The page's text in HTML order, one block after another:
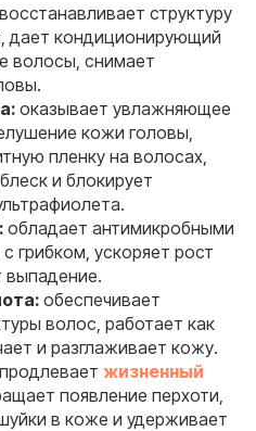
восстанавливает структуру
дает кондиционирующий
волосы, снимает
оказывает увлажняющее
кожи головы,
пленку на волосах,
и блокирует
обладает антимикробными
грибком, ускоряет рост
выпадение.
обеспечивает
волос, работает как
и разглаживает кожу.
продлевает жизненный
появление перхоти,
в коже и удерживает